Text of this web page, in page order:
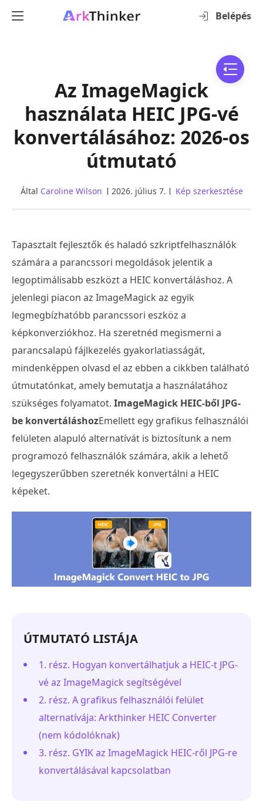
Belépés
Az ImageMagick
használata HEIC JPG-vé
konvertálásához: 2026-os
útmutató
Által Caroline Wilson 2026. július 7. Kép szerkesztése
Tapasztalt fejlesztők és haladó szkriptfelhasználók
számára a parancssori megoldások jelentik a
legoptimálisabb eszközt a HEIC konvertáláshoz. A
jelenlegi piacon az ImageMagick az egyik
legmegbízhatóbb parancssori eszköz a
képkonverziókhoz. Ha szeretnéd megismerni a
parancsalapú fájlkezelés gyakorlatiasságát,
mindenképpen olvasd el az ebben a cikkben található
útmutatónkat, amely bemutatja a használatához
szükséges folyamatot. ImageMagick HEIC-ből JPG-
be konvertáláshozEmellett egy grafikus felhasználói
felületen alapuló alternatívát is biztosítunk a nem
programozó felhasználók számára, akik a lehető
legegyszerűbben szeretnék konvertálni a HEIC
képeket.
ÚTMUTATÓ LISTÁJA
1. rész. Hogyan konvertálhatjuk a HEIC-t JPG-
vé az ImageMagick segítségével
2. rész. A grafikus felhasználói felület
alternatívája: Arkthinker HEIC Converter
(nem kódolóknak)
3. rész. GYIK az ImageMagick HEIC-ről JPG-re
konvertálásával kapcsolatban